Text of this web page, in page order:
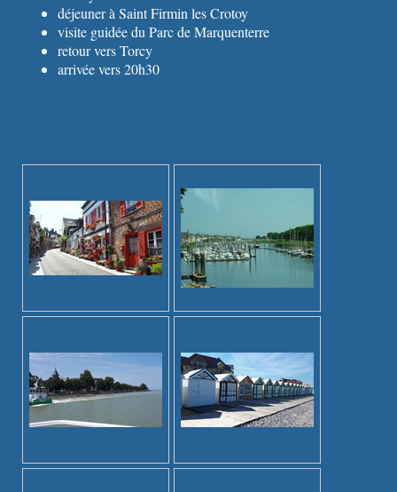
déjeuner à Saint Firmin les Crotoy
visite guidée du Parc de Marquenterre
retour vers Torcy
arrivée vers 20h30